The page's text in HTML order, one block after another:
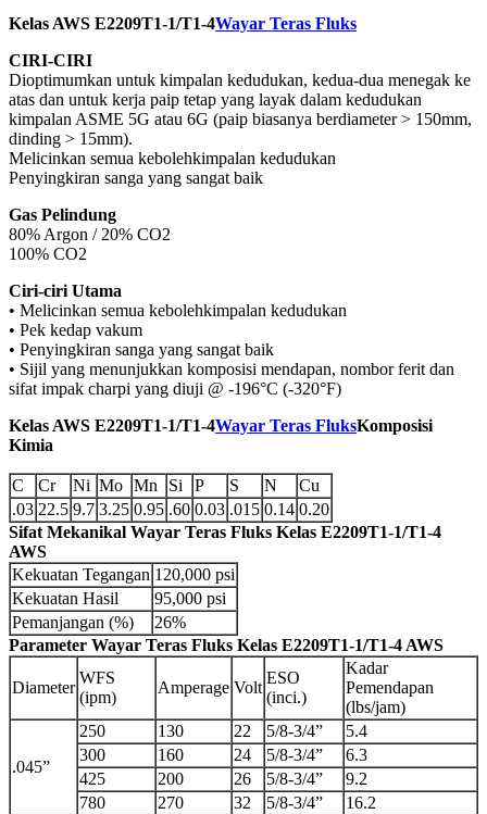
Kelas AWS E2209T1-1/T1-4Wayar Teras Fluks
CIRI-CIRI
Dioptimumkan untuk kimpalan kedudukan, kedua-dua menegak ke
atas dan untuk kerja paip tetap yang layak dalam kedudukan
kimpalan ASME 5G atau 6G (paip biasanya berdiameter > 150mm,
dinding > 15mm).
Melicinkan semua kebolehkimpalan kedudukan
Penyingkiran sanga yang sangat baik
Gas Pelindung
80% Argon / 20% CO2
100% CO2
Ciri-ciri Utama
• Melicinkan semua kebolehkimpalan kedudukan
• Pek kedap vakum
• Penyingkiran sanga yang sangat baik
• Sijil yang menunjukkan komposisi mendapan, nombor ferit dan
sifat impak charpi yang diuji @ -196°C (-320°F)
Kelas AWS E2209T1-1/T1-4Wayar Teras FluksKomposisi
Kimia
C Cr Ni Mo Mn Si P S N
Cu
.03 22.5 9.7 3.25 0.95 .60 0.03 .015 0.14 0.20
Sifat Mekanikal Wayar Teras Fluks Kelas E2209T1-1/T1-4
AWS
Kekuatan Tegangan 120,000 psi
Kekuatan Hasil
95,000 psi
Pemanjangan (%)
26%
Parameter Wayar Teras Fluks Kelas E2209T1-1/T1-4 AWS
Diameter
WFS
(ipm)
Amperage Volt
ESO
(inci.)
Kadar
Pemendapan
(lbs/jam)
.045”
250 130 22 5/8-3/4”
5.4
300
160 24 5/8-3/4”
6.3
425
200 26 5/8-3/4”
9.2
780
270 32 5/8-3/4” 16.2